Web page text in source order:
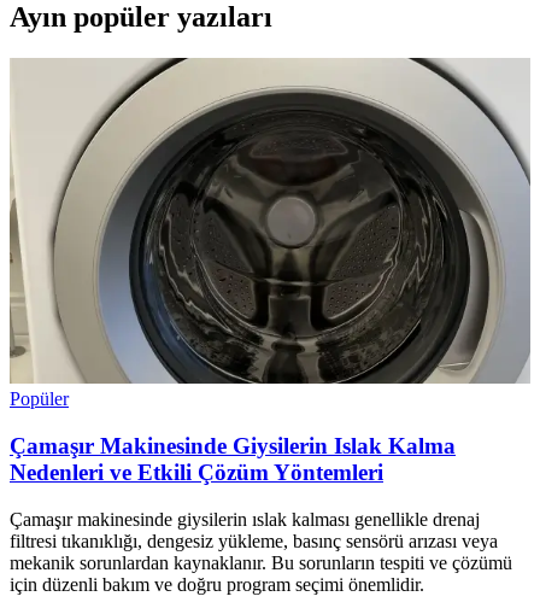
Ayın popüler yazıları
Popüler
Çamaşır Makinesinde Giysilerin Islak Kalma
Nedenleri ve Etkili Çözüm Yöntemleri
Çamaşır makinesinde giysilerin ıslak kalması genellikle drenaj
filtresi tıkanıklığı, dengesiz yükleme, basınç sensörü arızası veya
mekanik sorunlardan kaynaklanır. Bu sorunların tespiti ve çözümü
için düzenli bakım ve doğru program seçimi önemlidir.